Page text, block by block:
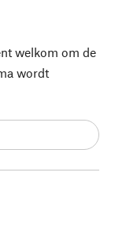
welkom om de
wordt